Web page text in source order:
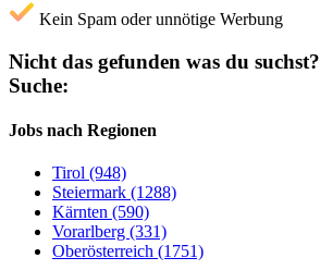
Kein Spam oder unnötige Werbung
Nicht das gefunden was du suchst?
Suche:
Jobs nach Regionen
Tirol (948)
Steiermark (1288)
Kärnten (590)
Vorarlberg (331)
Oberösterreich (1751)